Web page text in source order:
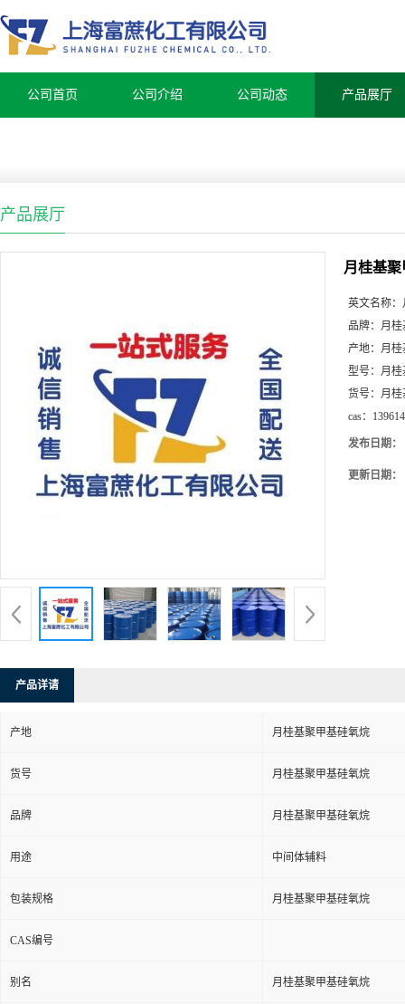
公司首页 公司介绍 公司动态 产品展厅
产品展厅
月桂基
英文名称：
品牌： 月
产地： 月
型号： 月
货号： 月
cas：
发布日期：
更新日期：
产品详请
产地 月桂基聚甲基硅氧烷
货号 月桂基聚甲基硅氧烷
品牌 月桂基聚甲基硅氧烷
用途 中间体辅料
包装规格 月桂基聚甲基硅氧烷
CAS编号
别名 月桂基聚甲基硅氧烷